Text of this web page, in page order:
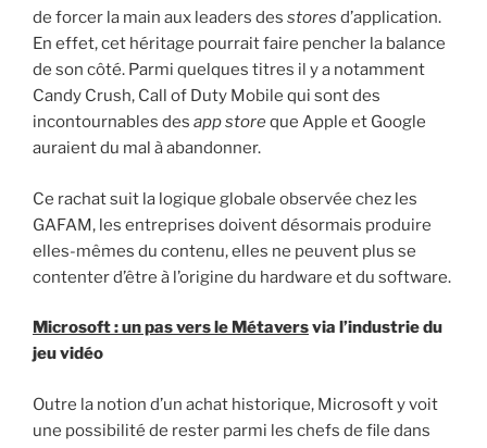
de forcer la main aux leaders des stores d’application.
En effet, cet héritage pourrait faire pencher la balance
de son côté. Parmi quelques titres il y a notamment
Candy Crush, Call of Duty Mobile qui sont des
incontournables des app storeque Apple et Google
auraient du mal à abandonner.
Ce rachat suit la logique globale observée chez les
GAFAM, les entreprises doivent désormais produire
elles-mêmes du contenu, elles ne peuvent plus se
contenter d’être à l’origine du hardware et du software.
Microsoft : un pas vers le Métaversvia l’industrie du
jeu vidéo
Outre la notion d’un achat historique, Microsoft y voit
une possibilité de rester parmi les chefs de file dans